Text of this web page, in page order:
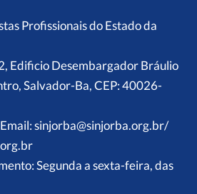
Profissionais do Estado da
Edificio Desembargador Bráulio
Salvador-Ba, CEP: 40026-
sinjorba@sinjorba.org.br/
Segunda a sexta-feira, das